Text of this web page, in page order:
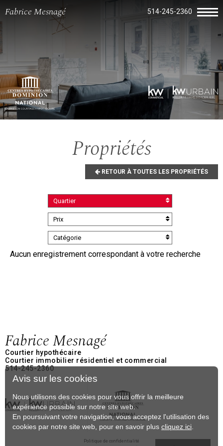
Fabrice Mesnagé 514-245-2360
Propriétés
RETOUR À TOUTES LES PROPRIÉTÉS
Quartier
Prix
Catégorie
Aucun enregistrement correspondant à votre recherche
Fabrice Mesnagé
Courtier hypothécaire
Courtier immobilier résidentiel et commercial
514-245-2360
Politique de confidentialité
Avis sur les cookies
Nous utilisons des cookies pour vous offrir la meilleure
expérience possible sur notre site web.
En poursuivant votre navigation, vous acceptez l'utilisation des
cookies par notre site web, pour en savoir plus cliquez ici